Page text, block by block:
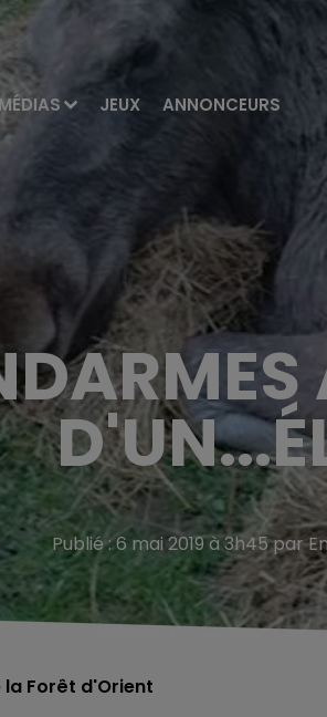
MÉDIAS JEUX ANNONCEURS
Publié : 6 mai 2019 à 3h45 par
la Forêt d'Orient